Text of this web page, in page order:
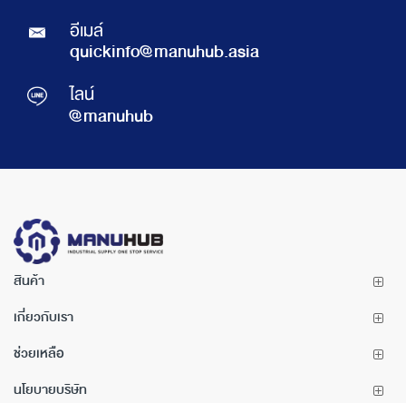
อีเมล์
quickinfo@manuhub.asia
ไลน์
@manuhub
สินค้า
เกี่ยวกับเรา
ช่วยเหลือ
นโยบายบริษัท